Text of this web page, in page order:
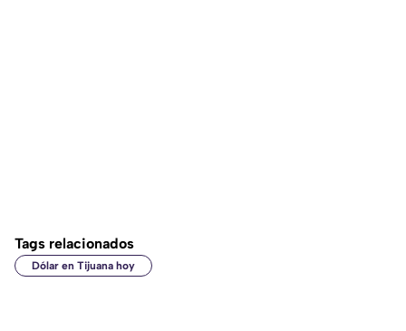
Tags relacionados
Dólar en Tijuana hoy